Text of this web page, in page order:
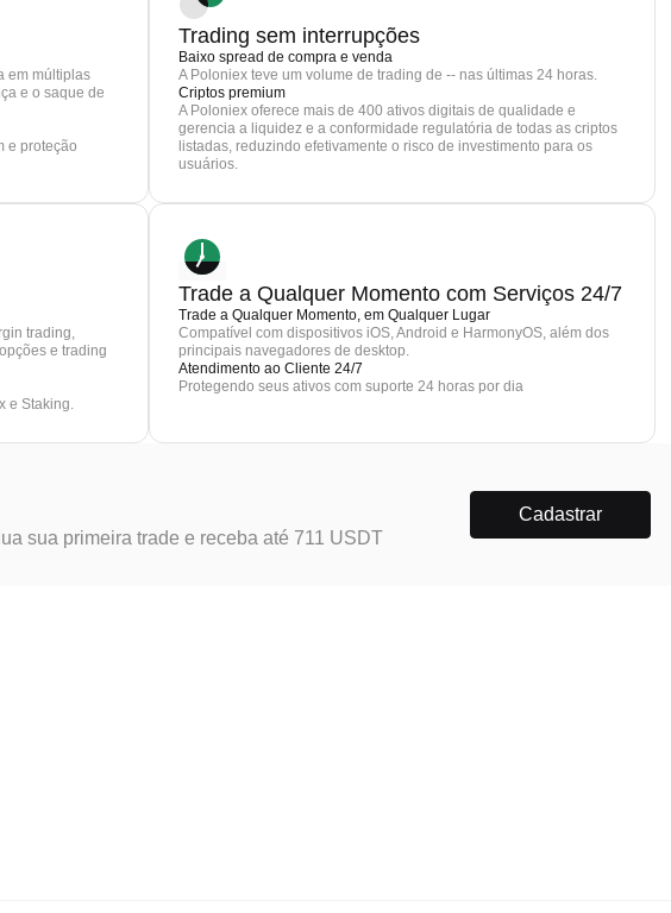
em múltiplas
e o saque de
e proteção
Trading sem interrupções
Baixo spread de compra e venda
A Poloniex teve um volume de trading de -- nas últimas 24 horas.
Criptos premium
A Poloniex oferece mais de 400 ativos digitais de qualidade e
gerencia a liquidez e a conformidade regulatória de todas as criptos
listadas, reduzindo efetivamente o risco de investimento para os
usuários.
trading,
e trading
e Staking.
Trade a Qualquer Momento com Serviços 24/7
Trade a Qualquer Momento, em Qualquer Lugar
Compatível com dispositivos iOS, Android e HarmonyOS, além dos
principais navegadores de desktop.
Atendimento ao Cliente 24/7
Protegendo seus ativos com suporte 24 horas por dia
sua primeira trade e receba até 711 USDT
Cadastrar